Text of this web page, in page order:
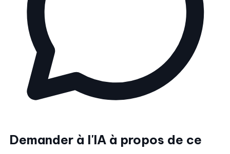
Demander à l'IA à propos de ce